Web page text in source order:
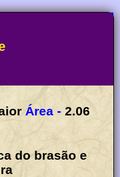
Área - 2.06
do brasão e